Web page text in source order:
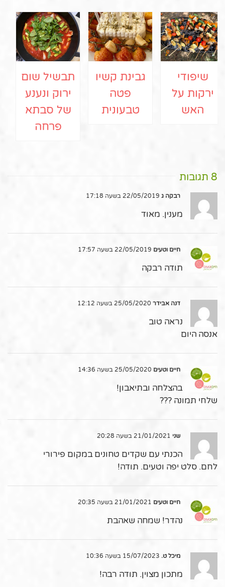
תבשיל שום
ירוק ונענע
של סבתא
פרחה
גבינת קשיו
פטה
טבעונית
שיפודי
ירקות על
האש
8 תגובות
רבקה ג
מענין. מאוד
חיים וטעים
תודה רבקה
דנה אבידר
נראה טוב
אנסה היום
חיים וטעים
בהצלחה ובתיאבון!
שלחי תמונה ???
שני
הכנתי עם שקדים טחונים במקום פירורי
לחם. סלט יפה וטעים. תודה!
חיים וטעים
נהדר! שמחה שאהבת
מיכל ט.
מתכון מצוין. תודה רבה!